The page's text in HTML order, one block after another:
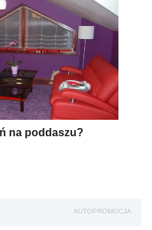
na poddaszu?
AUTOPROMOCJA